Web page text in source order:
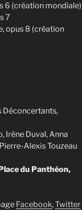
6 (création mondiale)
7
opus 8 (création
Déconcertants,
Irène Duval, Anna
Alexis Touzeau
du Panthéon,
Facebook,Twitter